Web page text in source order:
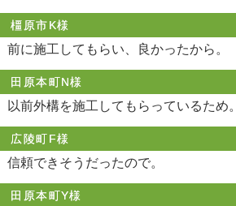
橿原市K様
前に施工してもらい、良かったから。
田原本町N様
以前外構を施工してもらっているため。
広陵町F様
信頼できそうだったので。
田原本町Y様